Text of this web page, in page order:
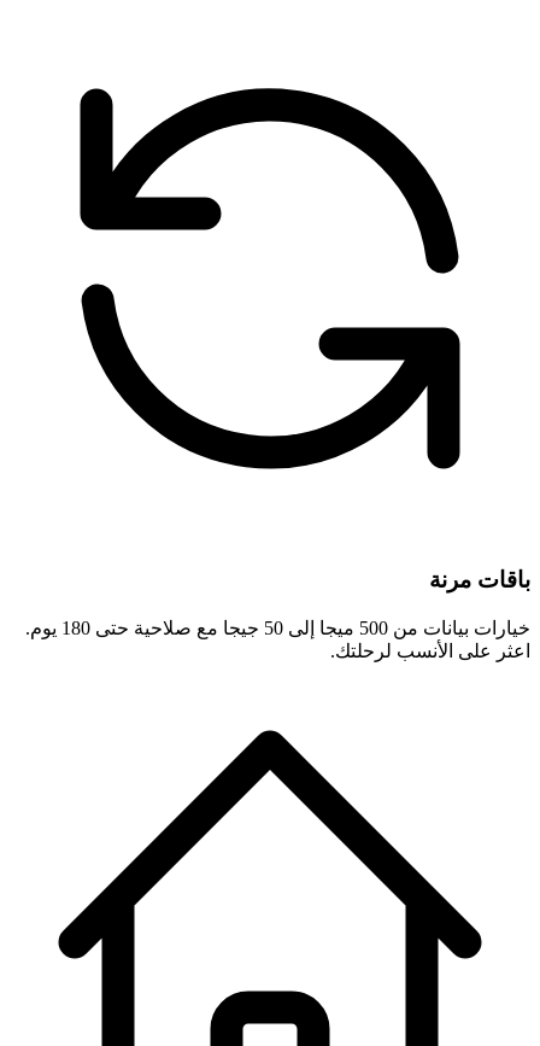
باقات مرنة
خيارات بيانات من 500 ميجا إلى 50 جيجا مع صلاحية حتى 180 يوم.
اعثر على الأنسب لرحلتك.